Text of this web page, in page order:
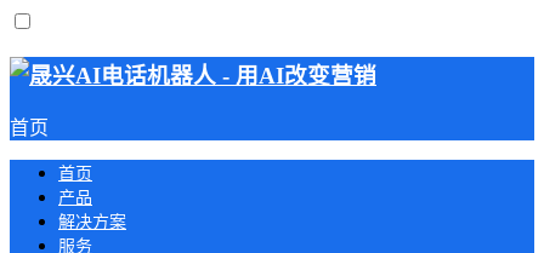
首页
首页
产品
解决方案
服务